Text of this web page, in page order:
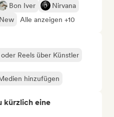
Bon Iver
Nirvana
Alle anzeigen +10
Reels über Künstler
hinzufügen
kürzlich eine